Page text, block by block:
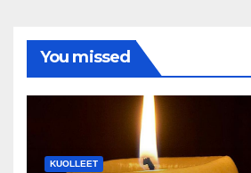
You missed
KUOLLEET